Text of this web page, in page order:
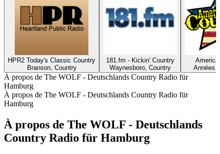
HPR2 Today's Classic Country
Branson, Country
181.fm - Kickin' Country
Waynesboro, Country
Années
À propos de The WOLF - Deutschlands Country Radio für
Hamburg
À propos de The WOLF - Deutschlands Country Radio für
Hamburg
À propos de The WOLF - Deutschlands
Country Radio für Hamburg